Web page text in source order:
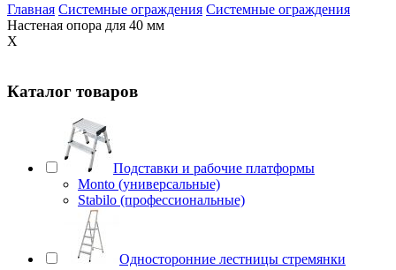
Главная Системные ограждения Системные ограждения
Настеная опора для 40 мм
X
Каталог товаров
Подставки и рабочие платформы
Monto (универсальные)
Stabilo (профессиональные)
Односторонние лестницы стремянки